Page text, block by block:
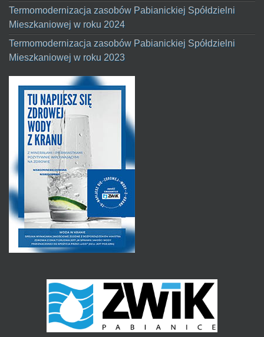
Termomodernizacja zasobów Pabianickiej Spółdzielni
Mieszkaniowej w roku 2024
Termomodernizacja zasobów Pabianickiej Spółdzielni
Mieszkaniowej w roku 2023